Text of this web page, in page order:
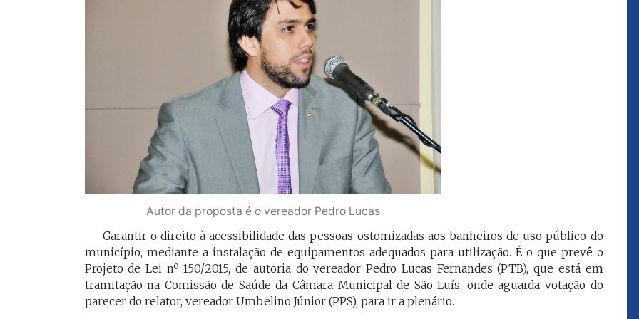
Autor da proposta é o vereador Pedro Lucas
Garantir o direito à acessibilidade das pessoas ostomizadas aos banheiros de uso público do
município, mediante a instalação de equipamentos adequados para utilização. É o que prevê o
Projeto de Lei nº 150/2015, de autoria do vereador Pedro Lucas Fernandes (PTB), que está em
tramitação na Comissão de Saúde da Câmara Municipal de São Luís, onde aguarda votação do
parecer do relator, vereador Umbelino Júnior (PPS), para ir a plenário.
FELIPE CAMARÃO
carreira e professor da
UFMA, foi presidente do
Procon/MA e atuou como
secretários da Segep,
Secma, Segov e Seduc. É
Maranhão desde 2023.
Vossa Excelência que eu estou
fora."
PAULO VELTEN
Desembargador
maranhense desde março
de 2007. Ocupou o cargo de
diretor da Escola Superior
da Magistratura do
Maranhão (ESMAM) no
biênio 2017/2018 e de
corregedor-geral da Justiça
do Maranhão no biênio
do Tribunal de Justiça do
Maranhão para o Biênio
2022/2024.